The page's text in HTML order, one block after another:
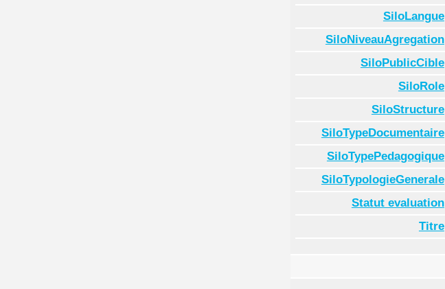
SiloLangue
SiloNiveauAgregation
SiloPublicCible
SiloRole
SiloStructure
SiloTypeDocumentaire
SiloTypePedagogique
SiloTypologieGenerale
Statut evaluation
Titre